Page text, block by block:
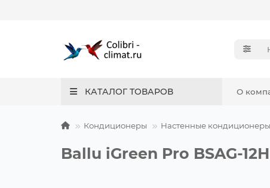
КАТАЛОГ ТОВАРОВ О
Кондиционеры Настенные кондиционеры
Ballu iGreen Pro BSAG-